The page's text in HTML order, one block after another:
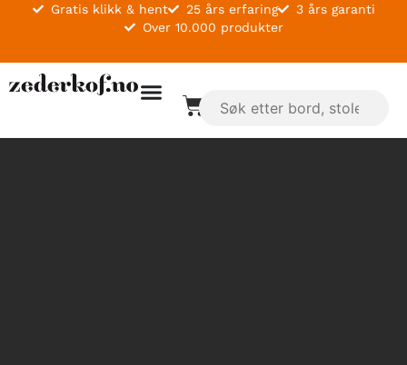
Gratis klikk & hent 25 års erfaring
3 års garanti
Over 10.000 produkter